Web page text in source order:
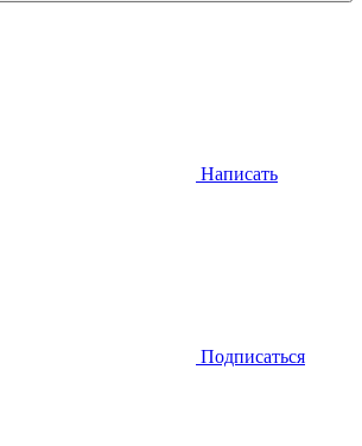
Написать
Подписаться